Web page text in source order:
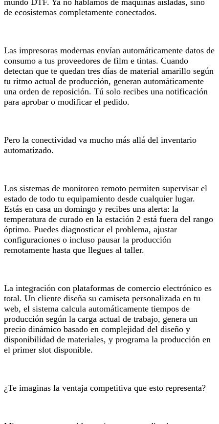
de ecosistemas completamente conectados.
Las impresoras modernas envían automáticamente datos de
consumo a tus proveedores de film e tintas. Cuando
detectan que te quedan tres días de material amarillo según
tu ritmo actual de producción, generan automáticamente
una orden de reposición. Tú solo recibes una notificación
para aprobar o modificar el pedido.
Pero la conectividad va mucho más allá del inventario
automatizado.
Los sistemas de monitoreo remoto permiten supervisar el
estado de todo tu equipamiento desde cualquier lugar.
Estás en casa un domingo y recibes una alerta: la
temperatura de curado en la estación 2 está fuera del rango
óptimo. Puedes diagnosticar el problema, ajustar
configuraciones o incluso pausar la producción
remotamente hasta que llegues al taller.
La integración con plataformas de comercio electrónico es
total. Un cliente diseña su camiseta personalizada en tu
web, el sistema calcula automáticamente tiempos de
producción según la carga actual de trabajo, genera un
precio dinámico basado en complejidad del diseño y
disponibilidad de materiales, y programa la producción en
el primer slot disponible.
¿Te imaginas la ventaja competitiva que esto representa?